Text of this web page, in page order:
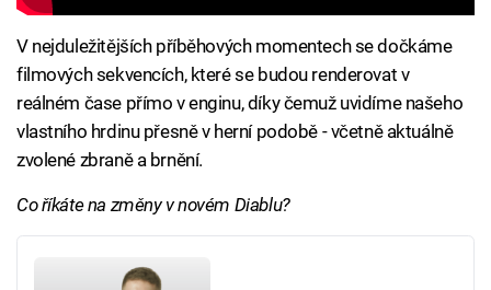
V nejduležitějších příběhových momentech se dočkáme
filmových sekvencích, které se budou renderovat v
reálném čase přímo v enginu, díky čemuž uvidíme našeho
vlastního hrdinu přesně v herní podobě - včetně aktuálně
zvolené zbraně a brnění.
Co říkáte na změny v novém Diablu?